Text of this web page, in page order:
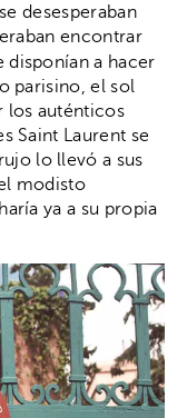
desesperaban
encontrar
disponían a hacer
parisino, el sol
los auténticos
Saint Laurent se
lo llevó a sus
modisto
ya a su propia